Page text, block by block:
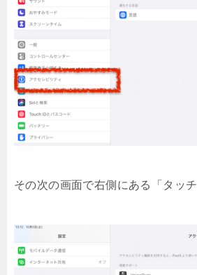
その次の画面で右側にある「タッ